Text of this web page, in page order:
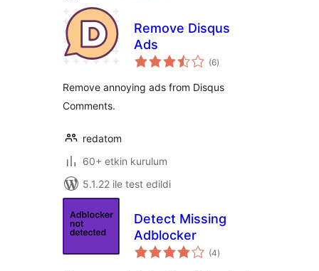
Remove Disqus
Ads
(6toplam
puan
)
Remove annoying ads from Disqus
Comments.
redatom
60+ etkin kurulum
5.1.22 ile test edildi
Detect Missing
Adblocker
(4toplam
puan
)